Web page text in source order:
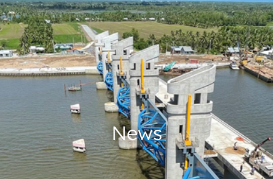
Active news
Recruitment
News